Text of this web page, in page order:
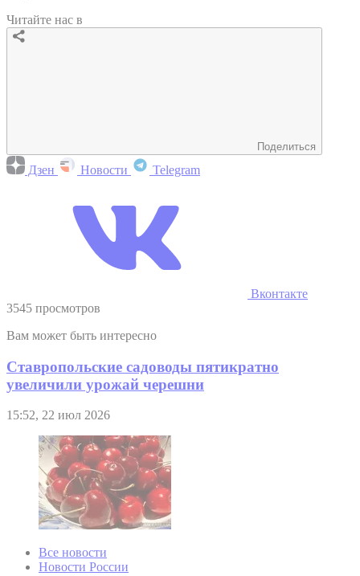
Читайте нас в
Поделиться
Дзен Новости Telegram
Вконтакте
3545 просмотров
Вам может быть интересно
Ставропольские садоводы пятикратно
увеличили урожай черешни
15:52, 22 июл 2026
Все новости
Новости России